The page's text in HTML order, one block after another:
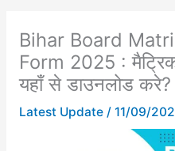
Bihar Board
Form 2025 :
यहाँ से डाउनलोड करे?
Latest Update/ 11/09/